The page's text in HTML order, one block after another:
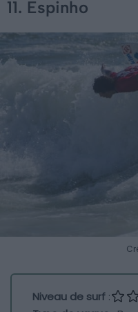
11. Espinho
Niveau de surf :